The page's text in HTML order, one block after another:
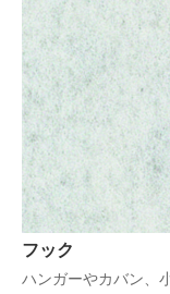
フック
ハンガーやカバン、